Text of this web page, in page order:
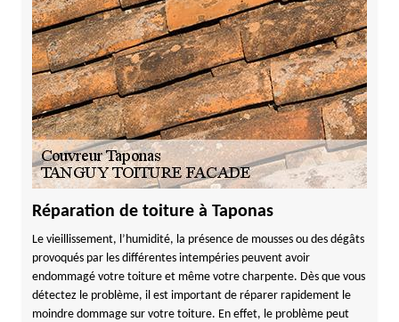
Réparation de toiture à Taponas
Le vieillissement, l’humidité, la présence de mousses ou des dégâts
provoqués par les différentes intempéries peuvent avoir
endommagé votre toiture et même votre charpente. Dès que vous
détectez le problème, il est important de réparer rapidement le
moindre dommage sur votre toiture. En effet, le problème peut